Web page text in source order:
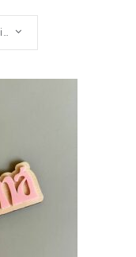
Ordenar por los últimos